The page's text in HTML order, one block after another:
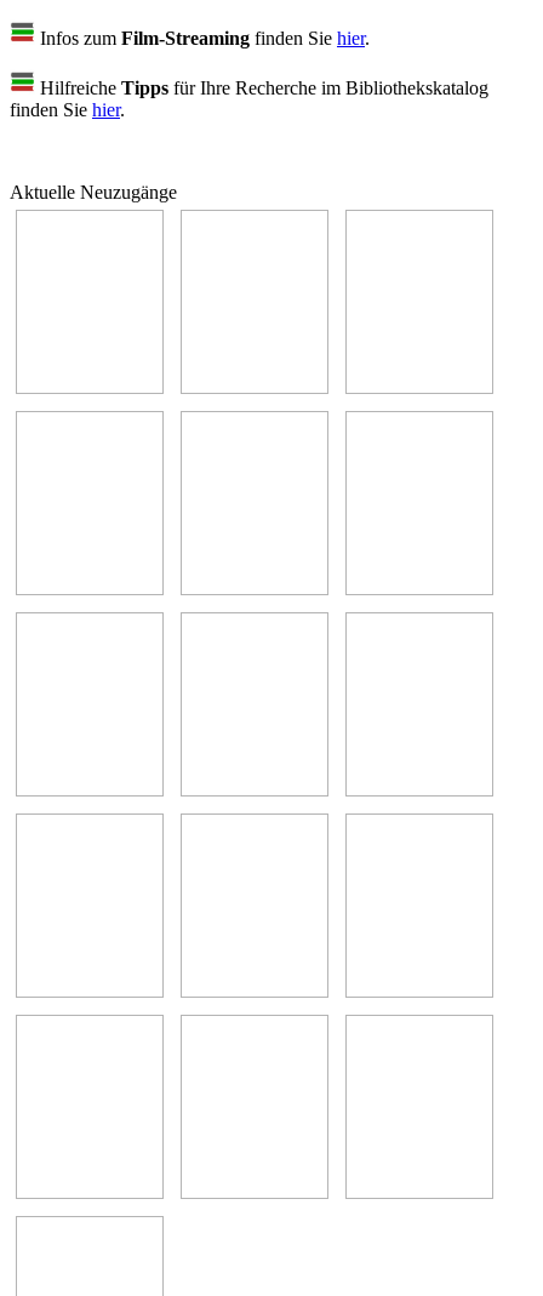
Infos zum Film-Streaming finden Sie hier.
Hilfreiche Tipps für Ihre Recherche im Bibliothekskatalog
finden Sie hier.
Aktuelle Neuzugänge